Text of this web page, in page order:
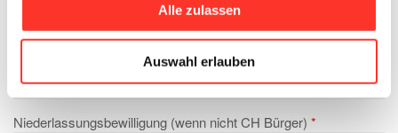
Alle zulassen
Auswahl erlauben
Niederlassungsbewilligung (wenn nicht CH Bürger)